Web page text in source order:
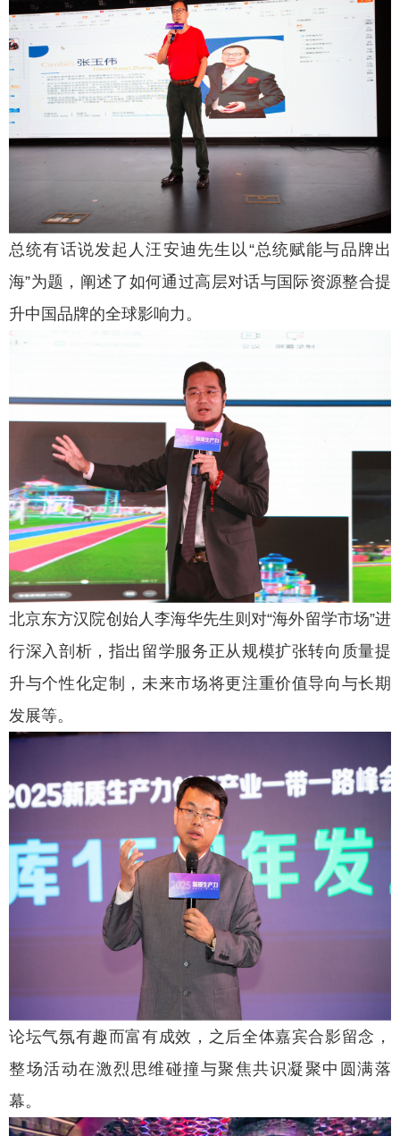
总统有话说发起人汪安迪先生以“总统赋能与品牌出
海”为题，阐述了如何通过高层对话与国际资源整合提
升中国品牌的全球影响力。
北京东方汉院创始人李海华先生则对“海外留学市场”进
行深入剖析，指出留学服务正从规模扩张转向质量提
升与个性化定制，未来市场将更注重价值导向与长期
发展等。
论坛气氛有趣而富有成效，之后全体嘉宾合影留念，
整场活动在激烈思维碰撞与聚焦共识凝聚中圆满落
幕。